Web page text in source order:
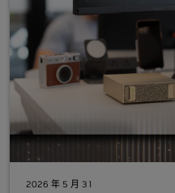
2026 年 5 月 31